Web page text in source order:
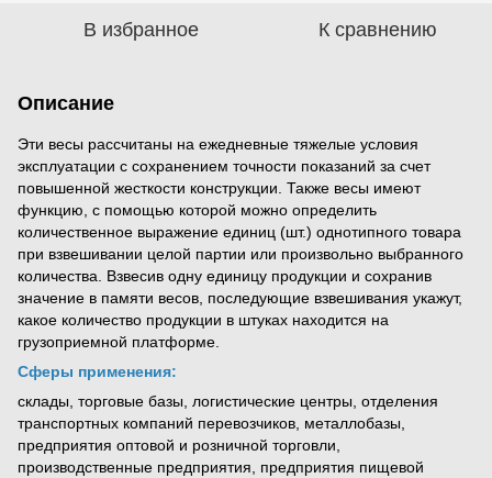
В избранное К сравнению
Описание
Эти весы рассчитаны на ежедневные тяжелые условия
эксплуатации с сохранением точности показаний за счет
повышенной жесткости конструкции. Также весы имеют
функцию, с помощью которой можно определить
количественное выражение единиц (шт.) однотипного товара
при взвешивании целой партии или произвольно выбранного
количества. Взвесив одну единицу продукции и сохранив
значение в памяти весов, последующие взвешивания укажут,
какое количество продукции в штуках находится на
грузоприемной платформе.
Сферы применения:
склады, торговые базы, логистические центры, отделения
транспортных компаний перевозчиков, металлобазы,
предприятия оптовой и розничной торговли,
производственные предприятия, предприятия пищевой